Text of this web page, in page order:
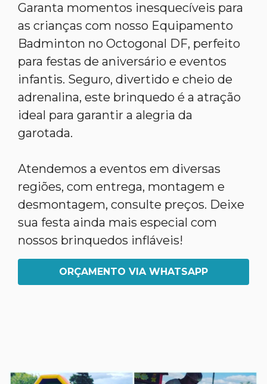
Garanta momentos inesquecíveis para
as crianças com nosso Equipamento
Badminton no Octogonal DF, perfeito
para festas de aniversário e eventos
infantis. Seguro, divertido e cheio de
adrenalina, este brinquedo é a atração
ideal para garantir a alegria da
garotada.
Atendemos a eventos em diversas
regiões, com entrega, montagem e
desmontagem, consulte preços. Deixe
sua festa ainda mais especial com
nossos brinquedos infláveis!
ORÇAMENTO VIA WHATSAPP